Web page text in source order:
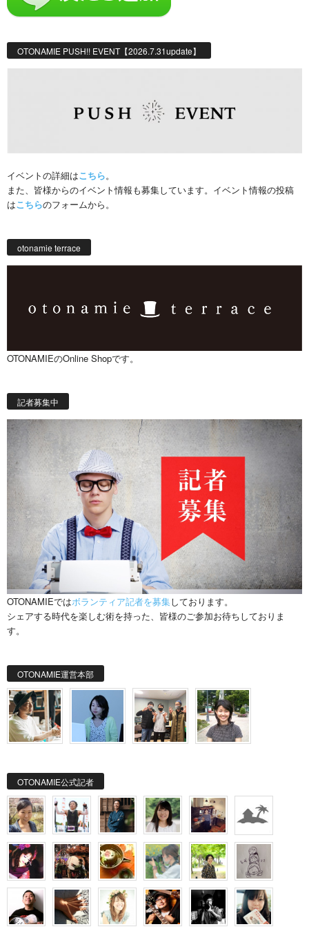
OTONAMIE PUSH!! EVENT【2026.7.31update】
イベントの詳細はこちら。
また、皆様からのイベント情報も募集しています。イベント情報の投稿
はこちらのフォームから。
otonamie terrace
OTONAMIEのOnline Shopです。
記者募集中
OTONAMIEではボランティア記者を募集しております。
シェアする時代を楽しむ術を持った、皆様のご参加お待ちしておりま
す。
OTONAMIE運営本部
OTONAMIE公式記者